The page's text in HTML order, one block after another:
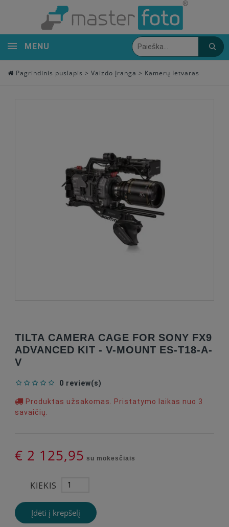
MENU
Pagrindinis puslapis > Vaizdo Įranga > Kamerų Ietvaras
TILTA CAMERA CAGE FOR SONY FX9
ADVANCED KIT - V-MOUNT ES-T18-A-
V
0 review(s)
Produktas užsakomas. Pristatymo laikas nuo 3
savaičių.
€ 2 125,95 su mokesčiais
KIEKIS
Įdėti į krepšelį